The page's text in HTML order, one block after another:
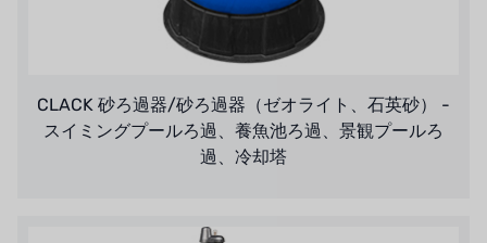
CLACK 砂ろ過器/砂ろ過器（ゼオライト、石英砂） -
スイミングプールろ過、養魚池ろ過、景観プールろ
過、冷却塔